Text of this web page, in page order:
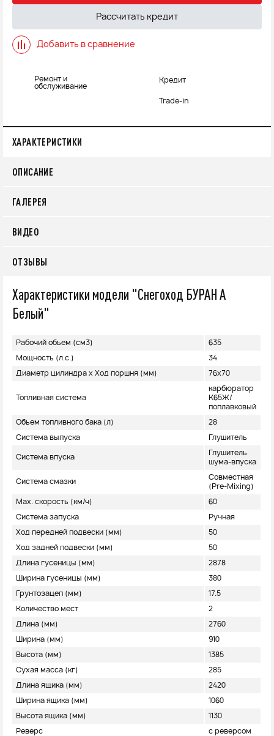
Рассчитать кредит
Добавить в сравнение
Ремонт и
обслуживание
Кредит
Trade-in
ХАРАКТЕРИСТИКИ
ОПИСАНИЕ
ГАЛЕРЕЯ
ВИДЕО
ОТЗЫВЫ
Характеристики модели "Снегоход БУРАН А
Белый"
Рабочий объем (см3) 635
Мощность (л.с.) 34
Диаметр цилиндра х Ход поршня (мм) 76х70
Топливная система
карбюратор
К65Ж/
поплавковый
Объем топливного бака (л) 28
Система выпуска Глушитель
Система впуска
Глушитель
шума-впуска
Система смазки
Совместная
(Pre-Mixing)
Max. скорость (км/ч) 60
Система запуска Ручная
Ход передней подвески (мм) 50
Ход задней подвески (мм) 50
Длина гусеницы (мм) 2878
Ширина гусеницы (мм) 380
Грунтозацеп (мм) 17.5
Количество мест 2
Длина (мм) 2760
Ширина (мм) 910
Высота (мм) 1385
Сухая масса (кг) 285
Длина ящика (мм) 2420
Ширина ящика (мм) 1060
Высота ящика (мм) 1130
Реверс с реверсом